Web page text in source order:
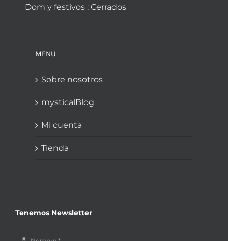
Dom y festivos : Cerrados
MENU
Sobre nosotros
mysticalBlog
Mi cuenta
Tienda
Tenemos Newsletter